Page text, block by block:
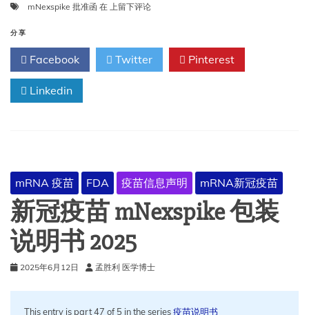
mNexspike 批准函 在 mNexspike
函
上留下评论
分享
Facebook Twitter Pinterest
Linkedin
mRNA 疫苗 FDA 疫苗信息声明 mRNA新冠疫苗
新冠疫苗 mNexspike 包装
说明书 2025
2025年6月12日 孟胜利 医学博士
This entry is part 47 of 5 in the series疫苗说明书